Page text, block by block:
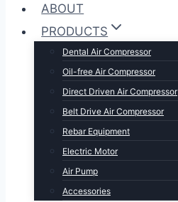
ABOUT
PRODUCTS
Dental Air Compressor
Oil-free Air Compressor
Direct Driven Air Compressor
Belt Drive Air Compressor
Rebar Equipment
Electric Motor
Air Pump
Accessories